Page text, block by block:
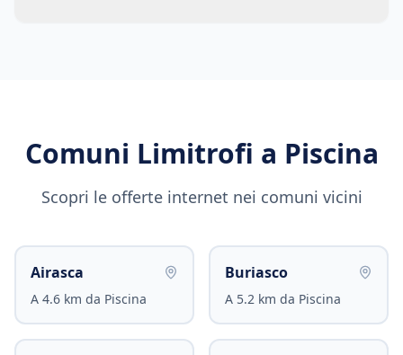
Comuni Limitrofi a Piscina
Scopri le offerte internet nei comuni vicini
Airasca
A 4.6 km da Piscina
Buriasco
A 5.2 km da Piscina